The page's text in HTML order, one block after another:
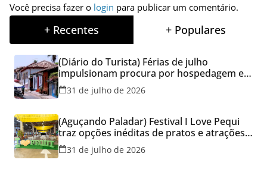
Você precisa fazer o login para publicar um comentário.
+ Recentes + Populares
(Diário do Turista) Férias de julho
impulsionam procura por hospedagem em
Goiás e reforçam cuidados na hora de
reservar viagens
31 de julho de 2026
(Aguçando Paladar) Festival I Love Pequi
traz opções inéditas de pratos e atrações
gratuitas no fim de semana dos Pais em
Goiânia
31 de julho de 2026